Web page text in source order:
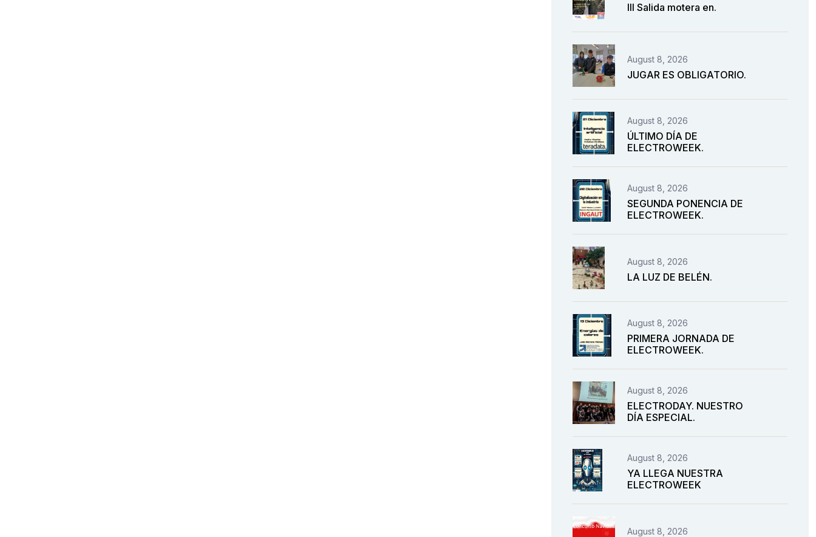
III Salida motera en.
August 8, 2026
JUGAR ES OBLIGATORIO.
August 8, 2026
ÚLTIMO DÍA DE
ELECTROWEEK.
August 8, 2026
SEGUNDA PONENCIA DE
ELECTROWEEK.
August 8, 2026
LA LUZ DE BELÉN.
August 8, 2026
PRIMERA JORNADA DE
ELECTROWEEK.
August 8, 2026
ELECTRODAY. NUESTRO
DÍA ESPECIAL.
August 8, 2026
YA LLEGA NUESTRA
ELECTROWEEK
August 8, 2026